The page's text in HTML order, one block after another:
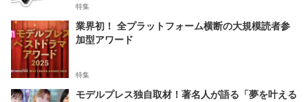
特集
業界初！ 全プラットフォーム横断の大規模読者参
加型アワード
特集
モデルプレス独自取材！著名人が語る「夢を叶える